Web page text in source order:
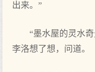
出来。”
“墨水屋的灵水
李洛想了想，问道。